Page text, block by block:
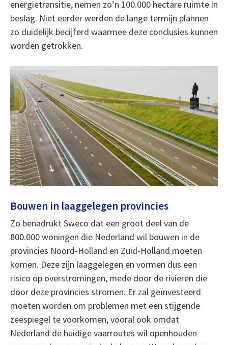
energietransitie, nemen zo’n 100.000 hectare ruimte in
beslag. Niet eerder werden de lange termijn plannen
zo duidelijk becijferd waarmee deze conclusies kunnen
worden getrokken.
Bouwen in laaggelegen provincies
Zo benadrukt Sweco dat een groot deel van de
800.000 woningen die Nederland wil bouwen in de
provincies Noord-Holland en Zuid-Holland moeten
komen. Deze zijn laaggelegen en vormen dus een
risico op overstromingen, mede door de rivieren die
door deze provincies stromen. Er zal geïnvesteerd
moeten worden om problemen met een stijgende
zeespiegel te voorkomen, vooral ook omdat
Nederland de huidige vaarroutes wil openhouden